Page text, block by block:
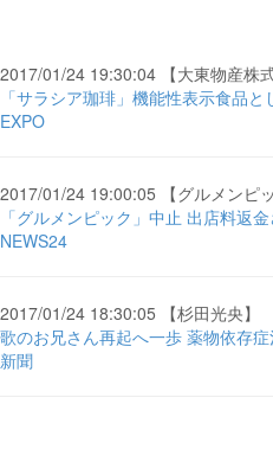
2017/01/24 19:30:04 【大東物産株式
「サラシア珈琲」機能性表示食品
EXPO
2017/01/24 19:00:05 【グルメンピッ
「グルメンピック」中止 出店料返
NEWS24
2017/01/24 18:30:05 【杉田光央】
歌のお兄さん再起へ一歩 薬物依存
新聞